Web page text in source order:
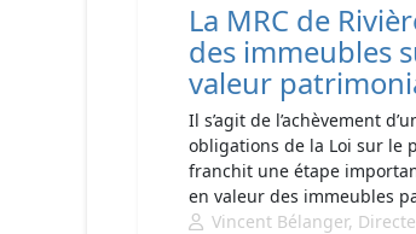
La MRC de
des immeubles
valeur
Il s’agit de l’achèvement
obligations de la Loi sur le
franchit une étape
en valeur des immeubles
Vincent Bélanger,